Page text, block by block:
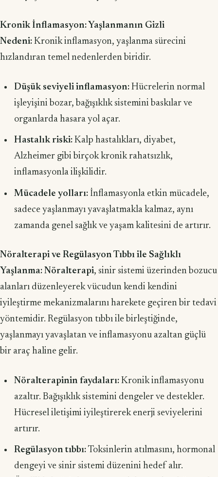
Kronik İnflamasyon: Yaşlanmanın Gizli
Nedeni: Kronik inflamasyon, yaşlanma sürecini
hızlandıran temel nedenlerden biridir.
Düşük seviyeli inflamasyon: Hücrelerin normal
işleyişini bozar, bağışıklık sistemini baskılar ve
organlarda hasara yol açar.
Hastalık riski: Kalp hastalıkları, diyabet,
Alzheimer gibi birçok kronik rahatsızlık,
inflamasyonla ilişkilidir.
Mücadele yolları: İnflamasyonla etkin mücadele,
sadece yaşlanmayı yavaşlatmakla kalmaz, aynı
zamanda genel sağlık ve yaşam kalitesini de artırır.
Nöralterapi ve Regülasyon Tıbbı ile Sağlıklı
Yaşlanma: Nöralterapi, sinir sistemi üzerinden bozucu
alanları düzenleyerek vücudun kendi kendini
iyileştirme mekanizmalarını harekete geçiren bir tedavi
yöntemidir. Regülasyon tıbbı ile birleştiğinde,
yaşlanmayı yavaşlatan ve inflamasyonu azaltan güçlü
bir araç haline gelir.
Nöralterapinin faydaları: Kronik inflamasyonu
azaltır. Bağışıklık sistemini dengeler ve destekler.
Hücresel iletişimi iyileştirerek enerji seviyelerini
artırır.
Regülasyon tıbbı: Toksinlerin atılmasını, hormonal
dengeyi ve sinir sistemi düzenini hedef alır.